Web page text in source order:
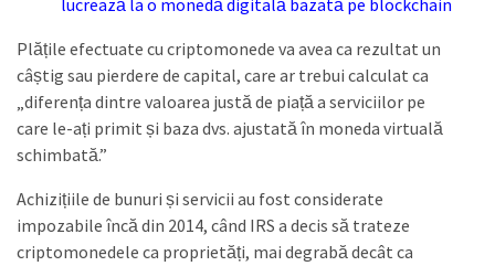
lucrează la o monedă digitală bazată pe blockchain
Plățile efectuate cu criptomonede va avea ca rezultat un
câștig sau pierdere de capital, care ar trebui calculat ca
„diferența dintre valoarea justă de piață a serviciilor pe
care le-ați primit și baza dvs. ajustată în moneda virtuală
schimbată.”
Achizițiile de bunuri și servicii au fost considerate
impozabile încă din 2014, când IRS a decis să trateze
criptomonedele ca proprietăți, mai degrabă decât ca